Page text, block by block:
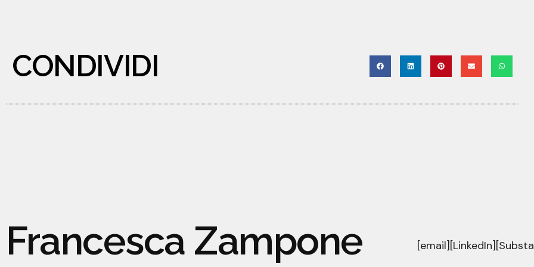
CONDIVIDI
Francesca Zampone [email] [LinkedIn]